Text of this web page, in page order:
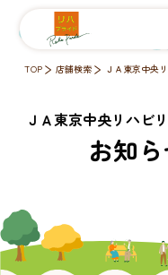
TOP 店舗検索 ＪＡ東京中央
ＪＡ東京中央リハビ
お知